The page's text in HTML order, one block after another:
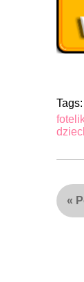
Tags:
«